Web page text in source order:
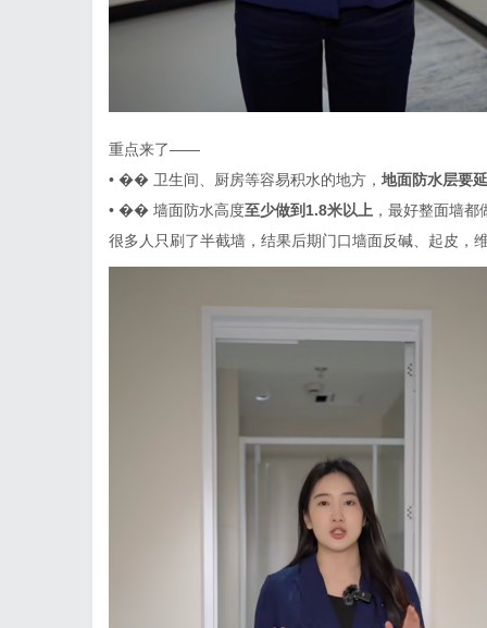
重点来了——
• �� 卫生间、厨房等容易积水的地方， 地面防水层要
• �� 墙面防水高度至少做到 1.8米以上 ，最好整面墙都
很多人只刷了半截墙，结果后期门口墙面反碱、起皮